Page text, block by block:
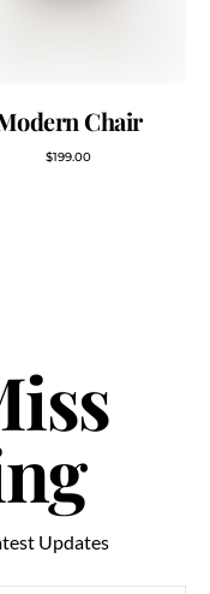
Chair
$199.00
Updates